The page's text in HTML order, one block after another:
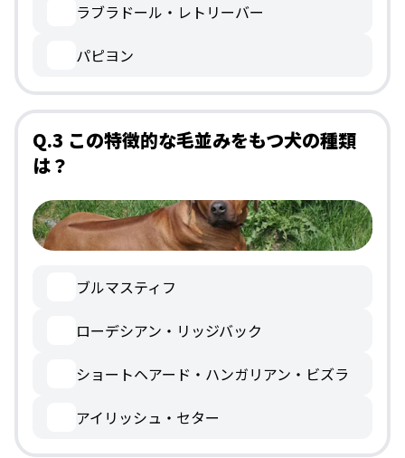
ラブラドール・レトリーバー
パピヨン
Q.3 この特徴的な毛並みをもつ犬の種類
は？
ブルマスティフ
ローデシアン・リッジバック
ショートヘアード・ハンガリアン・ビズラ
アイリッシュ・セター